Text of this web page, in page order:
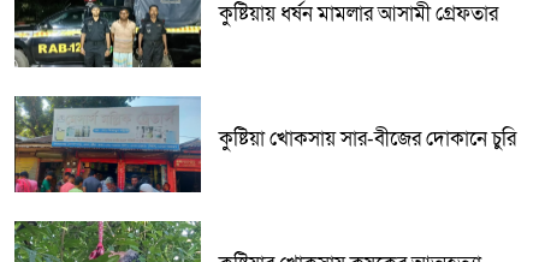
কুষ্টিয়ায় ধর্ষন মামলার আসামী গ্রেফতার
কুষ্টিয়া খোকসায় সার-বীজের দোকানে চুরি